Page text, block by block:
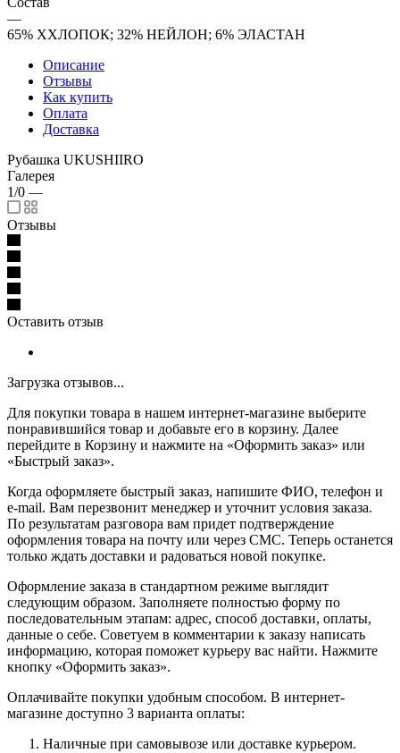
—
65% ХХЛОПОК; 32% НЕЙЛОН; 6% ЭЛАСТАН
Описание
Отзывы
Как купить
Оплата
Доставка
Рубашка UKUSHIIRO
Галерея
1/0 —
Отзывы
Оставить отзыв
Загрузка отзывов...
Для покупки товара в нашем интернет-магазине выберите
понравившийся товар и добавьте его в корзину. Далее
перейдите в Корзину и нажмите на «Оформить заказ» или
«Быстрый заказ».
Когда оформляете быстрый заказ, напишите ФИО, телефон и
e-mail. Вам перезвонит менеджер и уточнит условия заказа.
По результатам разговора вам придет подтверждение
оформления товара на почту или через СМС. Теперь останется
только ждать доставки и радоваться новой покупке.
Оформление заказа в стандартном режиме выглядит
следующим образом. Заполняете полностью форму по
последовательным этапам: адрес, способ доставки, оплаты,
данные о себе. Советуем в комментарии к заказу написать
информацию, которая поможет курьеру вас найти. Нажмите
кнопку «Оформить заказ».
Оплачивайте покупки удобным способом. В интернет-
магазине доступно 3 варианта оплаты:
Наличные при самовывозе или доставке курьером.